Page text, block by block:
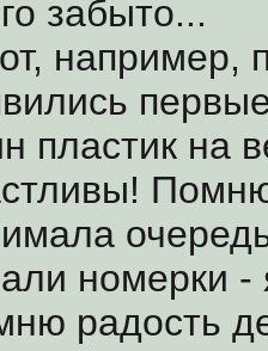
забыто...
например,
пластик на
номерки
радость